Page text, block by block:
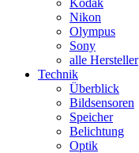
Kodak
Nikon
Olympus
Sony
alle Hersteller
Technik
Überblick
Bildsensoren
Speicher
Belichtung
Optik